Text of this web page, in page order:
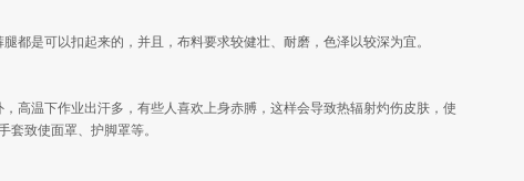
都是可以扣起来的，并且，布料要求较健壮、耐磨，色泽以较深为宜。
高温下作业出汗多，有些人喜欢上身赤膊，这样会导致热辐射灼伤皮肤，使
致使面罩、护脚罩等。